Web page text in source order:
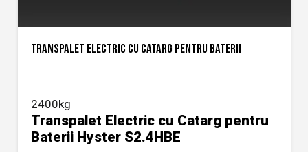
TRANSPALET ELECTRIC CU CATARG PENTRU BATERII
2400kg
Transpalet Electric cu Catarg pentru
Baterii Hyster S2.4HBE